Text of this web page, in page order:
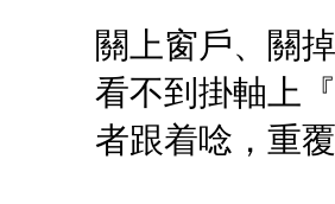
關上窗戶、關
看不到掛軸上
者跟着唸，重覆